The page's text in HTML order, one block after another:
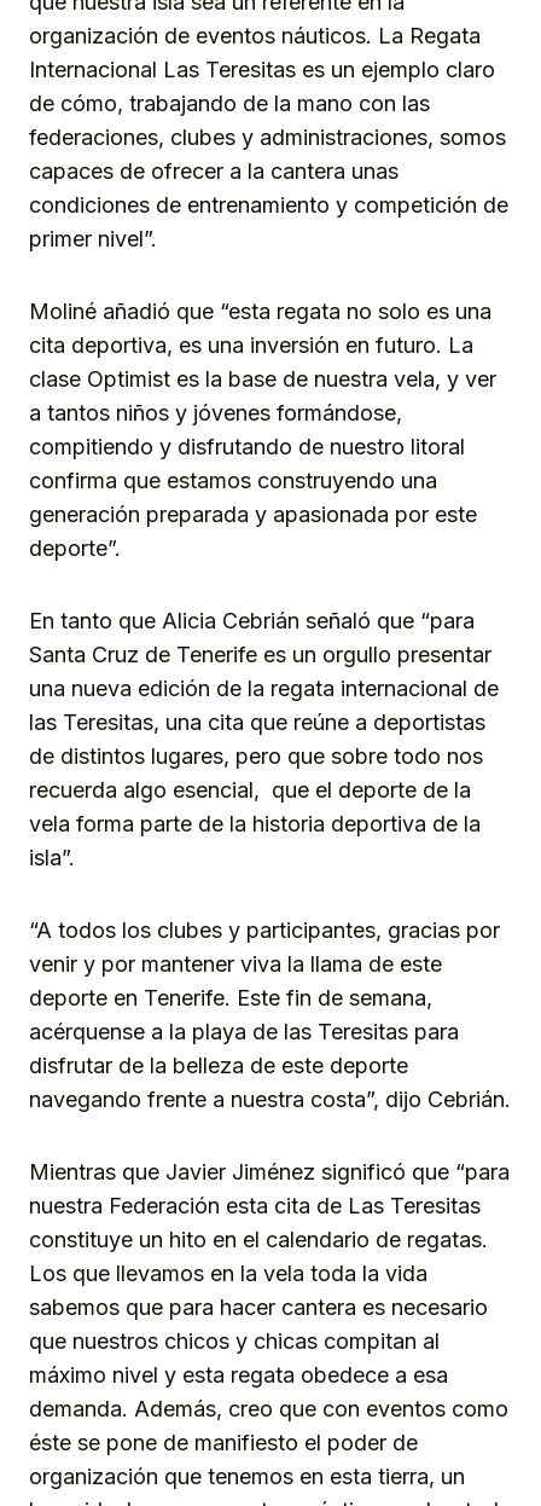
organización de eventos náuticos. La Regata
Internacional Las Teresitas es un ejemplo claro
de cómo, trabajando de la mano con las
federaciones, clubes y administraciones, somos
capaces de ofrecer a la cantera unas
condiciones de entrenamiento y competición de
primer nivel”.
Moliné añadió que “esta regata no solo es una
cita deportiva, es una inversión en futuro. La
clase Optimist es la base de nuestra vela, y ver
a tantos niños y jóvenes formándose,
compitiendo y disfrutando de nuestro litoral
confirma que estamos construyendo una
generación preparada y apasionada por este
deporte”.
En tanto que Alicia Cebrián señaló que “para
Santa Cruz de Tenerife es un orgullo presentar
una nueva edición de la regata internacional de
las Teresitas, una cita que reúne a deportistas
de distintos lugares, pero que sobre todo nos
recuerda algo esencial, que el deporte de la
vela forma parte de la historia deportiva de la
isla”.
“A todos los clubes y participantes, gracias por
venir y por mantener viva la llama de este
deporte en Tenerife. Este fin de semana,
acérquense a la playa de las Teresitas para
disfrutar de la belleza de este deporte
navegando frente a nuestra costa”, dijo Cebrián.
Mientras que Javier Jiménez significó que “para
nuestra Federación esta cita de Las Teresitas
constituye un hito en el calendario de regatas.
Los que llevamos en la vela toda la vida
sabemos que para hacer cantera es necesario
que nuestros chicos y chicas compitan al
máximo nivel y esta regata obedece a esa
demanda. Además, creo que con eventos como
éste se pone de manifiesto el poder de
organización que tenemos en esta tierra, un